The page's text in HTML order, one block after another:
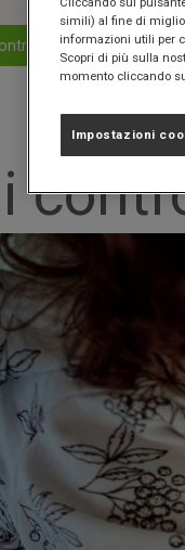
del fast food per i
simili) al fine di
informazioni utili per
Scopri di più sulla
momento cliccando
Impostazioni